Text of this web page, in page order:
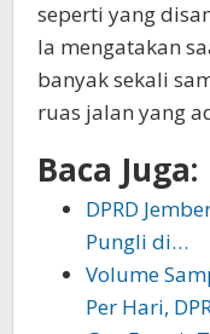
seperti yang
Ia mengatakan
banyak sekali
ruas jalan yang
Baca Juga:
DPRD
Pungli di…
Volume
Per Hari,